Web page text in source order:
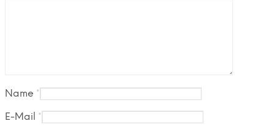
Name *
E-Mail *